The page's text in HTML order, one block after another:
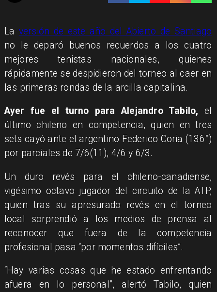
La versión de este año del Abierto de Santiago
no le deparó buenos recuerdos a los cuatro
mejores tenistas nacionales, quienes
rápidamente se despidieron del torneo al caer en
las primeras rondas de la arcilla capitalina.
Ayer fue el turno para Alejandro Tabilo, el
último chileno en competencia, quien en tres
sets cayó ante el argentino Federico Coria (136°)
por parciales de 7/6(11), 4/6 y 6/3.
Un duro revés para el chileno-canadiense,
vigésimo octavo jugador del circuito de la ATP,
quien tras su apresurado revés en el torneo
local sorprendió a los medios de prensa al
reconocer que fuera de la competencia
profesional pasa “por momentos difíciles”.
“Hay varias cosas que he estado enfrentando
afuera en lo personal”, alertó Tabilo, quien